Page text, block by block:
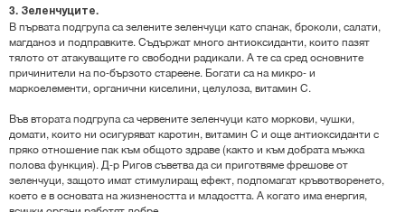
3. Зеленчуците.
В първата подгрупа са зелените зеленчуци като спанак, броколи, салати,
магданоз и подправките. Съдържат много антиоксиданти, които пазят
тялото от атакуващите го свободни радикали. А те са сред основните
причинители на по-бързото стареене. Богати са на микро- и
маркоелементи, органични киселини, целулоза, витамин С.
Във втората подгрупа са червените зеленчуци като моркови, чушки,
домати, които ни осигуряват каротин, витамин С и още антиоксиданти с
пряко отношение пак към общото здраве (както и към добрата мъжка
полова функция). Д-р Ригов съветва да си приготвяме фрешове от
зеленчуци, защото имат стимулиращ ефект, подпомагат кръвотворенето,
което е в основата на жизнеността и младостта. А когато има енергия,